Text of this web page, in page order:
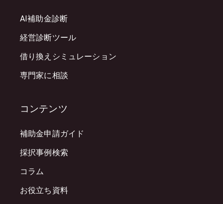
AI補助金診断
経営診断ツール
借り換えシミュレーション
専門家に相談
コンテンツ
補助金申請ガイド
採択事例検索
コラム
お役立ち資料